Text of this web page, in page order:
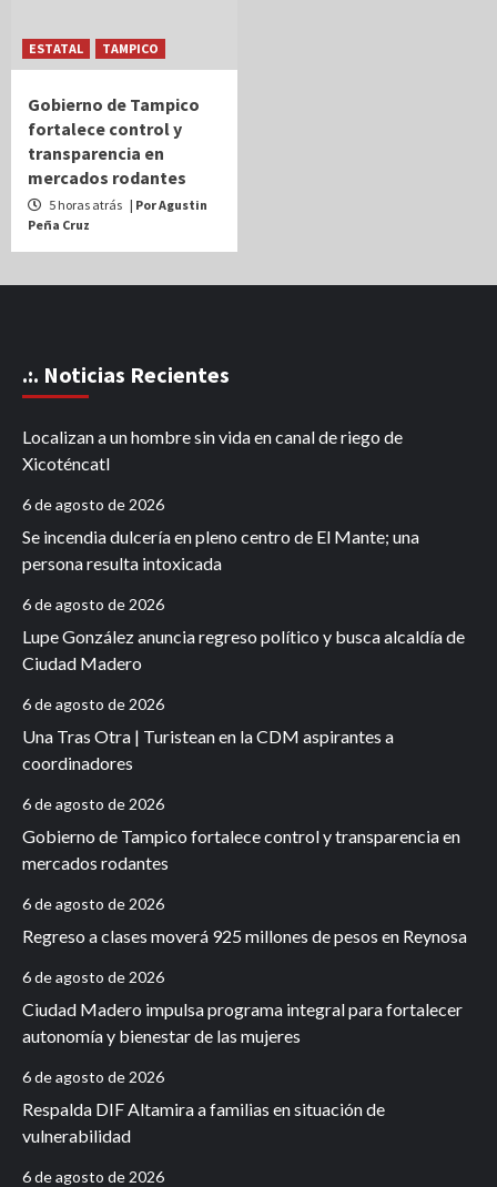
ESTATAL TAMPICO
Gobierno de Tampico
fortalece control y
transparencia en
mercados rodantes
5 horas atrás | Por Agustin
Peña Cruz
.:. Noticias Recientes
Localizan a un hombre sin vida en canal de riego de
Xicoténcatl
6 de agosto de 2026
Se incendia dulcería en pleno centro de El Mante; una
persona resulta intoxicada
6 de agosto de 2026
Lupe González anuncia regreso político y busca alcaldía de
Ciudad Madero
6 de agosto de 2026
Una Tras Otra | Turistean en la CDM aspirantes a
coordinadores
6 de agosto de 2026
Gobierno de Tampico fortalece control y transparencia en
mercados rodantes
6 de agosto de 2026
Regreso a clases moverá 925 millones de pesos en Reynosa
6 de agosto de 2026
Ciudad Madero impulsa programa integral para fortalecer
autonomía y bienestar de las mujeres
6 de agosto de 2026
Respalda DIF Altamira a familias en situación de
vulnerabilidad
6 de agosto de 2026